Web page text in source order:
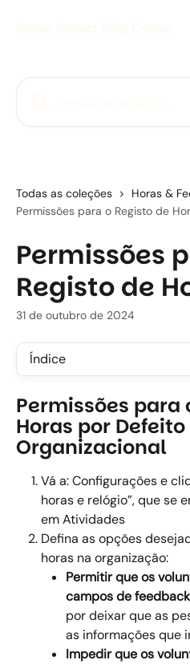
Todas as coleções
Horas &
Permissões para o Registo de
Permissões
Registo de
31 de outubro de 2024
Índice
Permissões para
Horas por
Organizacional
Vá a: Configurações e
horas e relógio”, que se
em Atividades
Defina as opções
horas na organização:
Permitir que os
campos de
por deixar que as
as informações que
Impedir que os